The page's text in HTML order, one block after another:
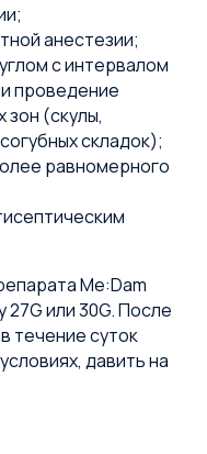
анестезии;
с интервалом
проведение
зон (скулы,
складок);
равномерного
Me:Dam
или 30G. После
течение суток
давить на